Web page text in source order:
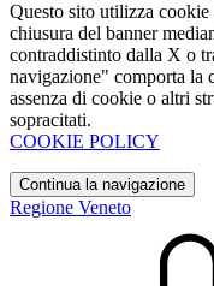
Questo sito utilizza
chiusura del banner
contraddistinto dalla X o
navigazione" comporta la
assenza di cookie o altri
sopracitati.
COOKIE POLICY
Continua la navigazione
Regione Veneto